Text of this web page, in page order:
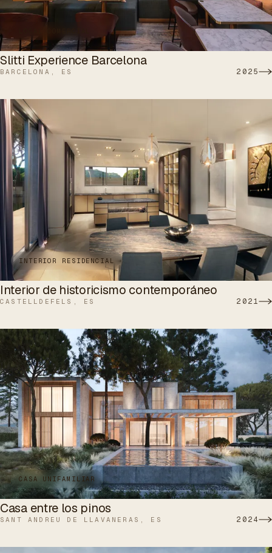
Slitti Experience Barcelona
BARCELONA, ES 2025
INTERIOR RESIDENCIAL
Interior de historicismo contemporáneo
CASTELLDEFELS, ES 2021
CASA UNIFAMILIAR
Casa entre los pinos
SANT ANDREU DE LLAVANERAS, ES 2024